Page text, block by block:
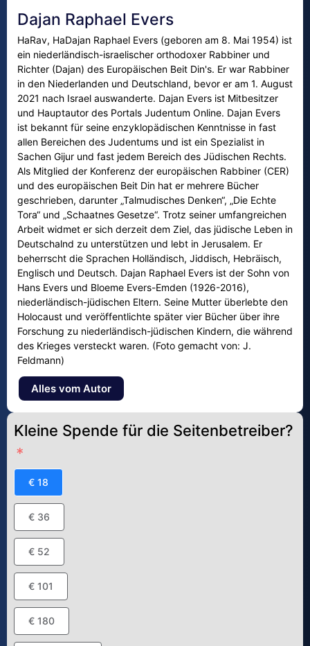
Dajan Raphael Evers
HaRav, HaDajan Raphael Evers (geboren am 8. Mai 1954) ist
ein niederländisch-israelischer orthodoxer Rabbiner und
Richter (Dajan) des Europäischen Beit Din's. Er war Rabbiner
in den Niederlanden und Deutschland, bevor er am 1. August
2021 nach Israel auswanderte. Dajan Evers ist Mitbesitzer
und Hauptautor des Portals Judentum Online. Dajan Evers
ist bekannt für seine enzyklopädischen Kenntnisse in fast
allen Bereichen des Judentums und ist ein Spezialist in
Sachen Gijur und fast jedem Bereich des Jüdischen Rechts.
Als Mitglied der Konferenz der europäischen Rabbiner (CER)
und des europäischen Beit Din hat er mehrere Bücher
geschrieben, darunter „Talmudisches Denken“, „Die Echte
Tora“ und „Schaatnes Gesetze“. Trotz seiner umfangreichen
Arbeit widmet er sich derzeit dem Ziel, das jüdische Leben in
Deutschalnd zu unterstützen und lebt in Jerusalem. Er
beherrscht die Sprachen Holländisch, Jiddisch, Hebräisch,
Englisch und Deutsch. Dajan Raphael Evers ist der Sohn von
Hans Evers und Bloeme Evers-Emden (1926-2016),
niederländisch-jüdischen Eltern. Seine Mutter überlebte den
Holocaust und veröffentlichte später vier Bücher über ihre
Forschung zu niederländisch-jüdischen Kindern, die während
des Krieges versteckt waren. (Foto gemacht von: J.
Feldmann)
Alles vom Autor
Kleine Spende für die Seitenbetreiber?
€ 18
€ 36
€ 52
€ 101
€ 180